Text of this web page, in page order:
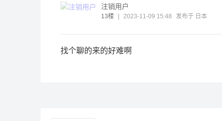
注销用户
13楼 2023-11-09 15:48 发布于 日本
找个聊的来的好难啊